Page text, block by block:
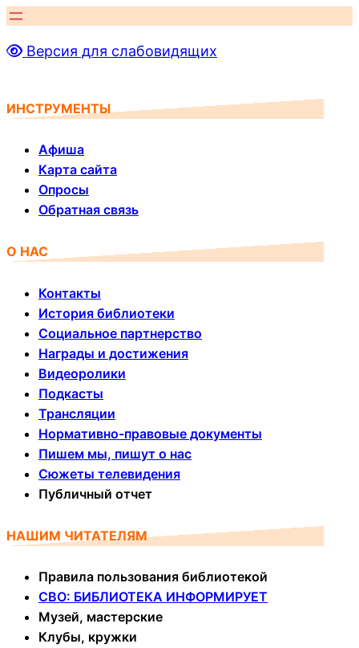
Перейти
содержимому
Версия для слабовидящих
ИНСТРУМЕНТЫ
Афиша
Карта сайта
Опросы
Обратная связь
О НАС
Контакты
История библиотеки
Социальное партнерство
Награды и достижения
Видеоролики
Подкасты
Трансляции
Нормативно-правовые документы
Пишем мы, пишут о нас
Сюжеты телевидения
Публичный отчет
НАШИМ ЧИТАТЕЛЯМ
Правила пользования библиотекой
СВО: БИБЛИОТЕКА ИНФОРМИРУЕТ
Музей, мастерские
Клубы, кружки